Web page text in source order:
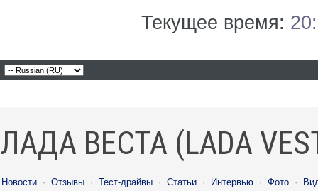
Текущее время:
ЛАДА ВЕСТА (LADA
Новости · Отзывы · Тест-драйвы · Статьи · Интервью · Фото ·